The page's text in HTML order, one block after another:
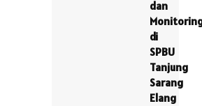
dan
di
SPBU
Tanjung
Sarang
Elang